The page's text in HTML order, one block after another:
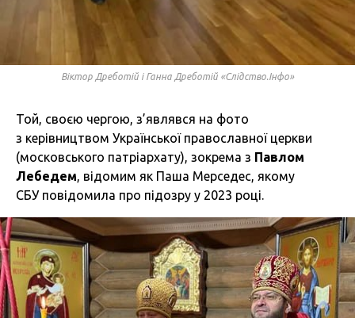
Віктор Дреботій і Ганна Дреботій «Слідство.Інфо»
Той, своєю чергою, з’являвся на фото
з керівництвом Української православної церкви
(московського патріархату), зокрема з Павлом
Лебедем, відомим як Паша Мерседес, якому
СБУ повідомила про підозру у 2023 році.